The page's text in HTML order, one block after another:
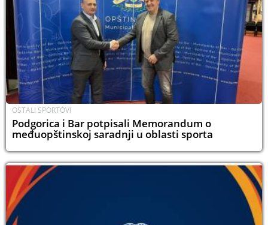
OSTALI SPORTOVI
Podgorica i Bar potpisali Memorandum o
međuopštinskoj saradnji u oblasti sporta